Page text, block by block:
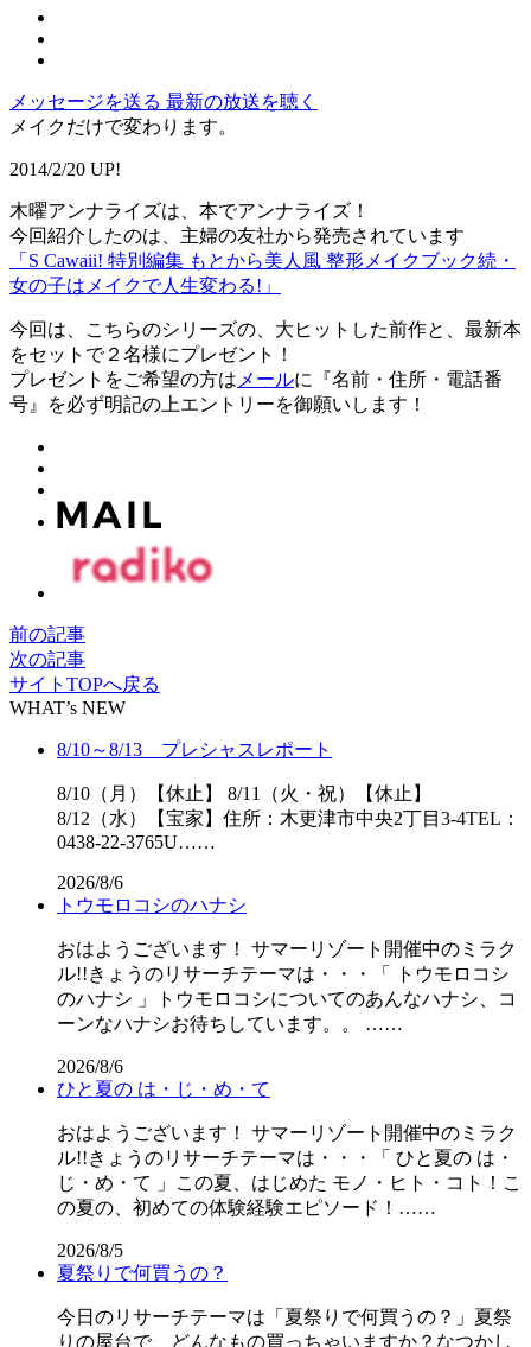
メッセージを送る 最新の放送を聴く
メイクだけで変わります。
2014/2/20 UP!
木曜アンナライズは、本でアンナライズ！
今回紹介したのは、主婦の友社から発売されています
「S Cawaii! 特別編集 もとから美人風 整形メイクブック続・
女の子はメイクで人生変わる!」
今回は、こちらのシリーズの、大ヒットした前作と、最新本
をセットで２名様にプレゼント！
プレゼントをご希望の方は メールに『名前・住所・電話番
号』を必ず明記の上エントリーを御願いします！
前の記事
次の記事
サイトTOPへ戻る
WHAT’s NEW
8/10～8/13 プレシャスレポート
8/10（月）【休止】 8/11（火・祝）【休止】
8/12（水）【宝家】住所：木更津市中央2丁目3-4TEL：
0438-22-3765U……
2026/8/6
トウモロコシのハナシ
おはようございます！ サマーリゾート開催中のミラク
ル!!きょうのリサーチテーマは・・・「 トウモロコシ
のハナシ 」トウモロコシについてのあんなハナシ、コ
ーンなハナシお待ちしています。。 ……
2026/8/6
ひと夏の は・じ・め・て
おはようございます！ サマーリゾート開催中のミラク
ル!!きょうのリサーチテーマは・・・「 ひと夏の は・
じ・め・て 」この夏、はじめた モノ・ヒト・コト！こ
の夏の、初めての体験経験エピソード！……
2026/8/5
夏祭りで何買うの？
今日のリサーチテーマは「夏祭りで何買うの？」夏祭
りの屋台で、どんなもの買っちゃいますか？なつかし